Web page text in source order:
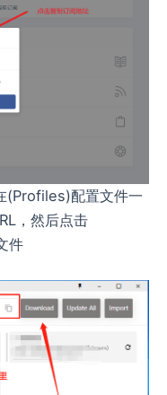
(Profiles)配置文件一
，然后点击
件